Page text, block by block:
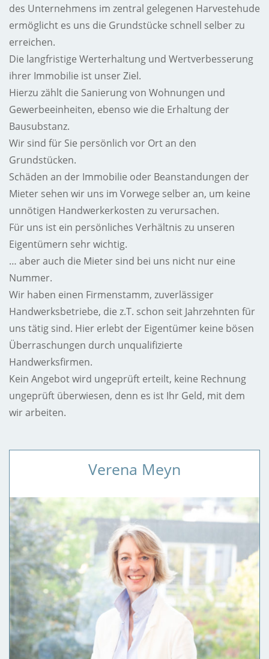
des Unternehmens im zentral gelegenen Harvestehude
ermöglicht es uns die Grundstücke schnell selber zu
erreichen.
Die langfristige Werterhaltung und Wertverbesserung
ihrer Immobilie ist unser Ziel.
Hierzu zählt die Sanierung von Wohnungen und
Gewerbeeinheiten, ebenso wie die Erhaltung der
Bausubstanz.
Wir sind für Sie persönlich vor Ort an den
Grundstücken.
Schäden an der Immobilie oder Beanstandungen der
Mieter sehen wir uns im Vorwege selber an, um keine
unnötigen Handwerkerkosten zu verursachen.
Für uns ist ein persönliches Verhältnis zu unseren
Eigentümern sehr wichtig.
… aber auch die Mieter sind bei uns nicht nur eine
Nummer.
Wir haben einen Firmenstamm, zuverlässiger
Handwerksbetriebe, die z.T. schon seit Jahrzehnten für
uns tätig sind. Hier erlebt der Eigentümer keine bösen
Überraschungen durch unqualifizierte
Handwerksfirmen.
Kein Angebot wird ungeprüft erteilt, keine Rechnung
ungeprüft überwiesen, denn es ist Ihr Geld, mit dem
wir arbeiten.
Verena Meyn